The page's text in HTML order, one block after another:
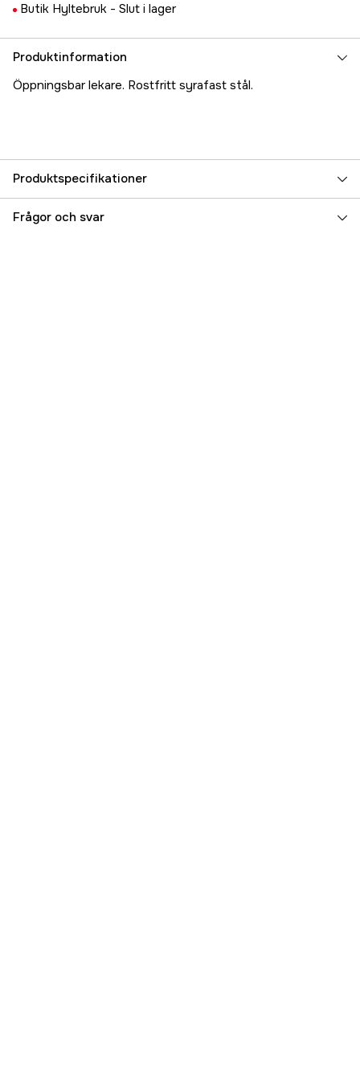
Butik Hyltebruk - Slut i lager
Produktinformation
Öppningsbar lekare. Rostfritt syrafast stål.
Produktspecifikationer
Referensnummer 5000024552
Frågor och svar